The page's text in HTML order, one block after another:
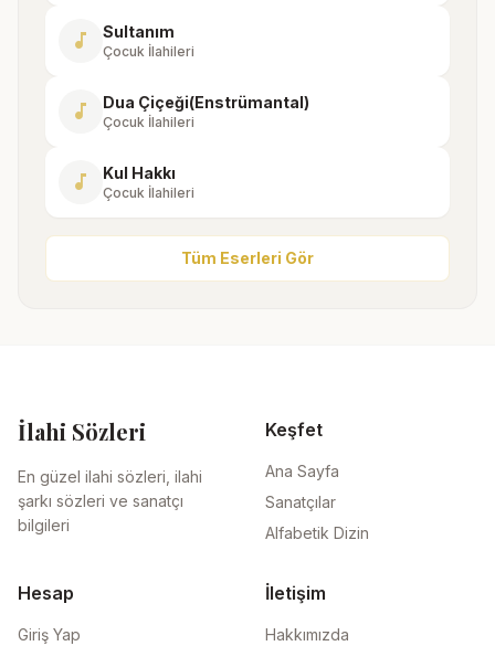
music_note Sultanım
Çocuk İlahileri
music_note Dua Çiçeği(Enstrümantal)
Çocuk İlahileri
music_note Kul Hakkı
Çocuk İlahileri
Tüm Eserleri Gör
İlahi Sözleri
En güzel ilahi sözleri, ilahi
şarkı sözleri ve sanatçı
bilgileri
Keşfet
Ana Sayfa
Sanatçılar
Alfabetik Dizin
Hesap
Giriş Yap
İletişim
Hakkımızda